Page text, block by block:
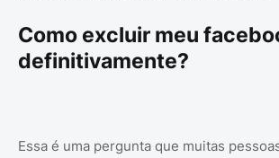
Como excluir meu
definitivamente?
Essa é uma pergunta que muitas